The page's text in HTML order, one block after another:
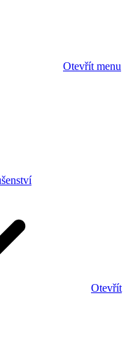
Otevřít menu
Otevřít